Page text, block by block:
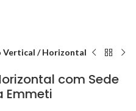
Vertical / Horizontal
com Sede
Emmeti